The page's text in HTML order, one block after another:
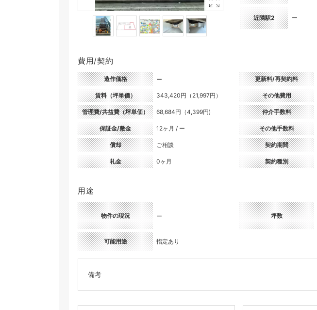
近隣駅2 ー
費用/契約
造作価格 ー
賃料（坪単価） 343,420円（21,997円）
管理費/共益費（坪単価） 68,684円（4,399円)
保証金/敷金 12ヶ月 / ー
償却 ご相談
礼金 0ヶ月
更新料/再契約料
その他費用
仲介手数料
その他手数料
契約期間
契約種別
用途
物件の現況 ー
可能用途 指定あり
坪数
備考